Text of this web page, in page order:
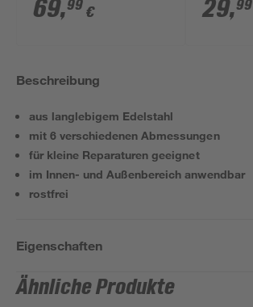
69,99 € 29,99
Beschreibung
aus langlebigem Edelstahl
mit 6 verschiedenen Abmessungen
für kleine Reparaturen geeignet
im Innen- und Außenbereich anwendbar
rostfrei
Eigenschaften
Ähnliche Produkte